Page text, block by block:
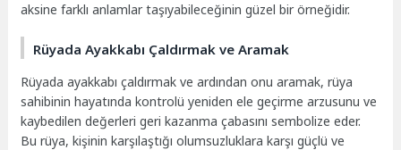
aksine farklı anlamlar taşıyabileceğinin güzel bir örneğidir.
Rüyada Ayakkabı Çaldırmak ve Aramak
Rüyada ayakkabı çaldırmak ve ardından onu aramak, rüya
sahibinin hayatında kontrolü yeniden ele geçirme arzusunu ve
kaybedilen değerleri geri kazanma çabasını sembolize eder.
Bu rüya, kişinin karşılaştığı olumsuzluklara karşı güçlü ve